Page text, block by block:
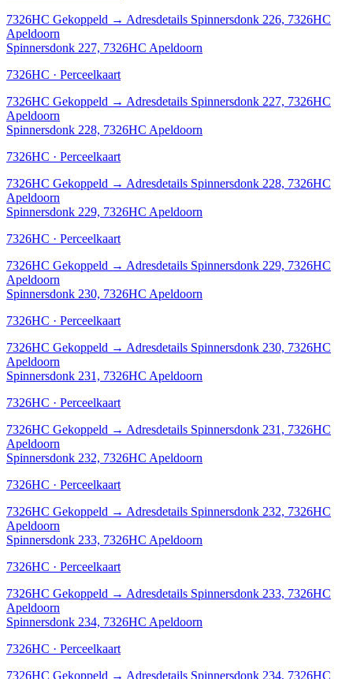
7326HC Gekoppeld → Adresdetails Spinnersdonk 226, 7326HC
Apeldoorn
Spinnersdonk 227, 7326HC Apeldoorn
7326HC · Perceelkaart
7326HC Gekoppeld → Adresdetails Spinnersdonk 227, 7326HC
Apeldoorn
Spinnersdonk 228, 7326HC Apeldoorn
7326HC · Perceelkaart
7326HC Gekoppeld → Adresdetails Spinnersdonk 228, 7326HC
Apeldoorn
Spinnersdonk 229, 7326HC Apeldoorn
7326HC · Perceelkaart
7326HC Gekoppeld → Adresdetails Spinnersdonk 229, 7326HC
Apeldoorn
Spinnersdonk 230, 7326HC Apeldoorn
7326HC · Perceelkaart
7326HC Gekoppeld → Adresdetails Spinnersdonk 230, 7326HC
Apeldoorn
Spinnersdonk 231, 7326HC Apeldoorn
7326HC · Perceelkaart
7326HC Gekoppeld → Adresdetails Spinnersdonk 231, 7326HC
Apeldoorn
Spinnersdonk 232, 7326HC Apeldoorn
7326HC · Perceelkaart
7326HC Gekoppeld → Adresdetails Spinnersdonk 232, 7326HC
Apeldoorn
Spinnersdonk 233, 7326HC Apeldoorn
7326HC · Perceelkaart
7326HC Gekoppeld → Adresdetails Spinnersdonk 233, 7326HC
Apeldoorn
Spinnersdonk 234, 7326HC Apeldoorn
7326HC · Perceelkaart
7326HC Gekoppeld → Adresdetails Spinnersdonk 234, 7326HC